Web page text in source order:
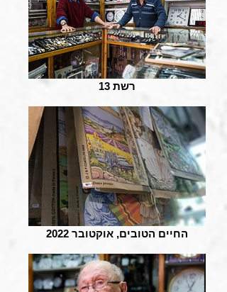
רשת 13
החיים הטובים, אוקטובר 2022